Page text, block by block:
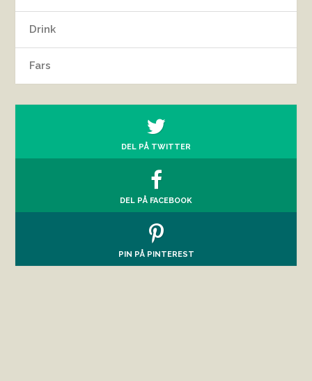
Drink
Fars
DEL PÅ TWITTER
DEL PÅ FACEBOOK
PIN PÅ PINTEREST